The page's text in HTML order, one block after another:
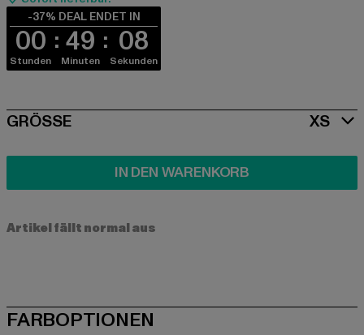
-37% DEAL ENDET IN
00
Stunden
49
Minuten
08
Sekunden
SIZE
GRÖSSE XS
IN DEN WARENKORB
Artikel fällt normal aus
FARBOPTIONEN